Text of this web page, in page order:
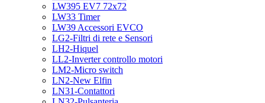
LW395 EV7 72x72
LW33 Timer
LW39 Accessori EVCO
LG2-Filtri di rete e Sensori
LH2-Hiquel
LL2-Inverter controllo motori
LM2-Micro switch
LN2-New Elfin
LN31-Contattori